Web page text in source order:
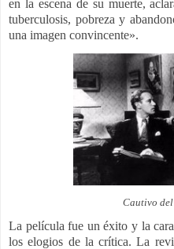
en la escena de su muerte,
tuberculosis, pobreza y
una imagen convincente».
Cautivo del
La película fue un éxito y la
los elogios de la crítica. La